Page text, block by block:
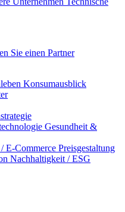
Sie einen Partner
Konsumausblick
Gesundheit &
E‑Commerce Preisgestaltung
Nachhaltigkeit / ESG